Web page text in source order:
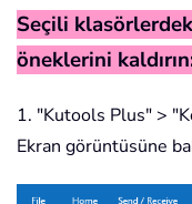
Seçili
öneklerini
1. "Kutools Plus" >
Ekran görüntüsüne